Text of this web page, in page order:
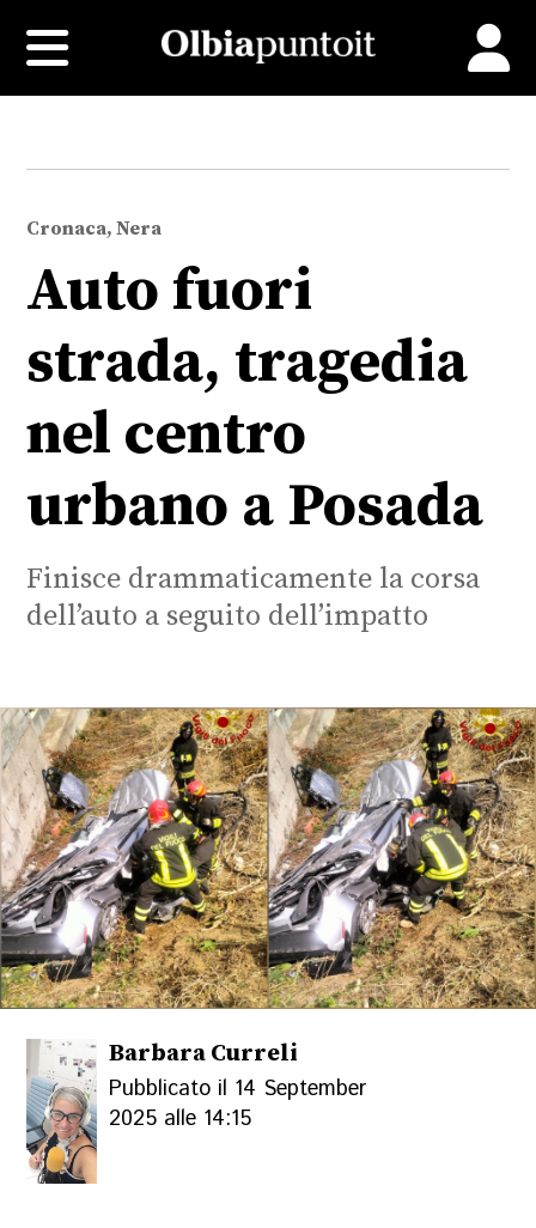
Cronaca, Nera
Auto fuori
strada, tragedia
nel centro
urbano a Posada
Finisce drammaticamente la corsa
dell’auto a seguito dell’impatto
Barbara Curreli
Pubblicato il 14 September
2025 alle 14:15